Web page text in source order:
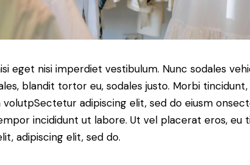
eget nisi imperdiet vestibulum. Nunc sodales
blandit tortor eu, sodales justo. Morbi
volutpSectetur adipiscing elit, sed do eiusm
incididunt ut labore. Ut vel placerat eros, eu
adipiscing elit, sed do.